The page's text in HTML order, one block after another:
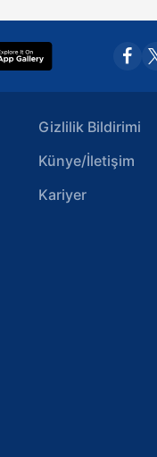
Gizlilik Bildirimi
Künye/İletişim
Kariyer